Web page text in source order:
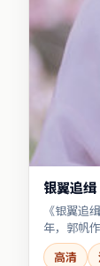
银翼追缉
《银翼追
年，郭帆
高清